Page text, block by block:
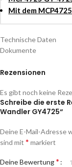
Mit dem
Technische Daten
Dokumente
Rezensionen
Es gibt noch keine
Schreibe die erste
Wandler GY4725“
Deine E-Mail-Adresse
sind mit * markiert
Deine Bewertung*